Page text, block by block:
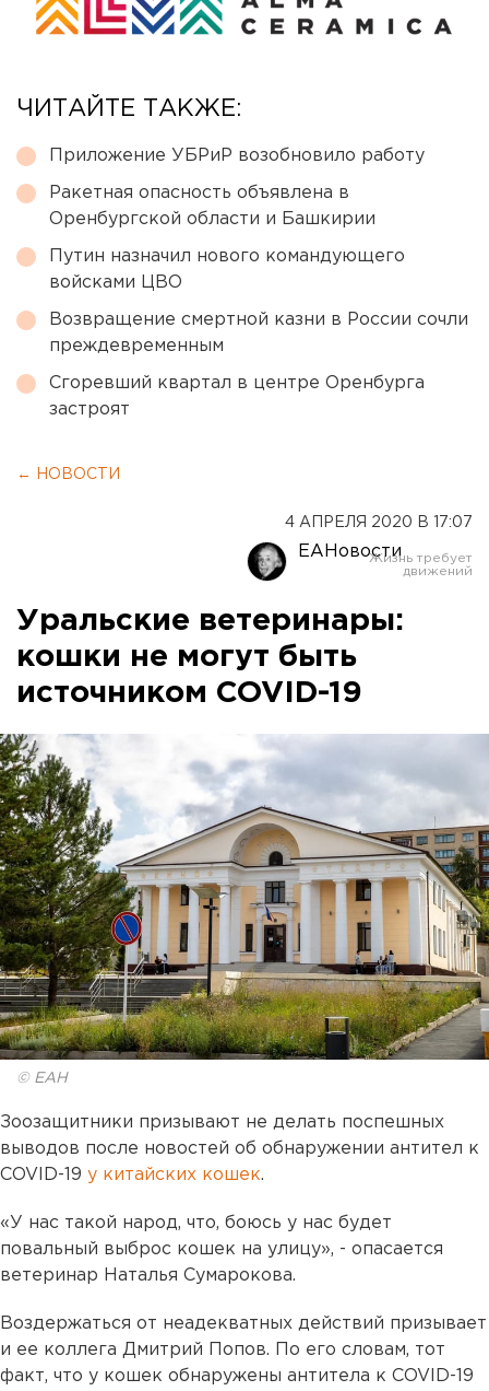
ЧИТАЙТЕ ТАКЖЕ:
Приложение УБРиР возобновило работу
Ракетная опасность объявлена в
Оренбургской области и Башкирии
Путин назначил нового командующего
войсками ЦВО
Возвращение смертной казни в России сочли
преждевременным
Сгоревший квартал в центре Оренбурга
застроят
← НОВОСТИ
4 АПРЕЛЯ 2020 В 17:07
ЕАНовости
Уральские ветеринары:
кошки не могут быть
источником COVID-19
© ЕАН
Зоозащитники призывают не делать поспешных
выводов после новостей об обнаружении антител к
COVID-19 у китайских кошек.
«У нас такой народ, что, боюсь у нас будет
повальный выброс кошек на улицу», - опасается
ветеринар Наталья Сумарокова.
Воздержаться от неадекватных действий призывает
и ее коллега Дмитрий Попов. По его словам, тот
факт, что у кошек обнаружены антитела к COVID-19